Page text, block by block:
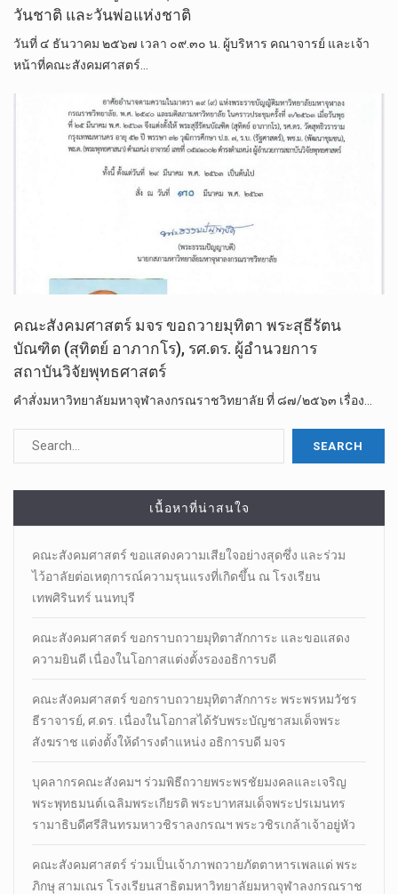
วันชาติ และวันพ่อแห่งชาติ
วันที่ ๔ ธันวาคม ๒๕๖๗ เวลา ๐๙.๓๐ น. ผู้บริหาร คณาจารย์ และเจ้า
หน้าที่คณะสังคมศาสตร์…
คณะสังคม​ศาสตร์​ มจร​ ขอ​ถวายมุทิตา​ พระสุธีรัตน
บัณฑิต (สุทิตย์ อาภากโร), รศ.ดร.​ ผู้อำนวยการ
สถาบันวิจัยพุทธศาสตร์
คำสั่งมหาวิทยาลัยมหาจุฬาลงกรณราชวิทยาลัย ที่ ๘๗/๒๕๖๓ เรื่อง…
เนื้อหาที่น่าสนใจ
คณะสังคมศาสตร์ ขอแสดงความเสียใจอย่างสุดซึ่ง และร่วม
ไว้อาลัยต่อเหตุการณ์ความรุนแรงที่เกิดขึ้น ณ โรงเรียน
เทพศิรินทร์ นนทบุรี
คณะสังคมศาสตร์ ขอกราบถวายมุทิตาสักการะ และขอแสดง
ความยินดี เนื่องในโอกาสแต่งตั้งรองอธิการบดี
คณะสังคมศาสตร์ ขอกราบถวายมุทิตาสักการะ พระพรหมวัชร
ธีราจารย์, ศ.ดร. เนื่องในโอกาสได้รับพระบัญชาสมเด็จพระ
สังฆราช แต่งตั้งให้ดำรงตำแหน่ง อธิการบดี มจร
บุคลากรคณะสังคมฯ ร่วมพิธีถวายพระพรชัยมงคลและเจริญ
พระพุทธมนต์เฉลิมพระเกียรติ พระบาทสมเด็จพระปรเมนทร
รามาธิบดีศรีสินทรมหาวชิราลงกรณฯ พระวชิรเกล้าเจ้าอยู่หัว
คณะสังคมศาสตร์ ร่วมเป็นเจ้าภาพถวายภัตตาหารเพลแด่ พระ
ภิกษุ สามเณร โรงเรียนสาธิตมหาวิทยาลัยมหาจุฬาลงกรณราช